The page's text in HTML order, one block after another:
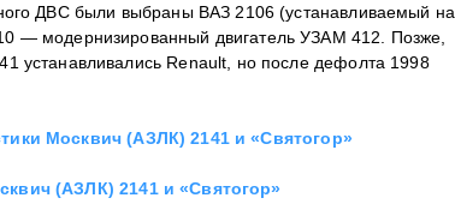
ДВС были выбраны ВАЗ 2106 (устанавливаемый на
— модернизированный двигатель УЗАМ 412. Позже,
устанавливались Renault, но после дефолта 1998
Москвич (АЗЛК) 2141 и «Святогор»
(АЗЛК) 2141 и «Святогор»